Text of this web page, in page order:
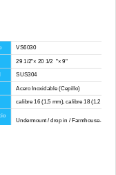
VS6030
29 1/2"× 20 1/2 "× 9"
SUS304
Acero Inoxidable (Cepillo)
calibre 16 (1,5 mm), calibre 18 (1,2 mm),
Undermount / drop in / Farmhouse-